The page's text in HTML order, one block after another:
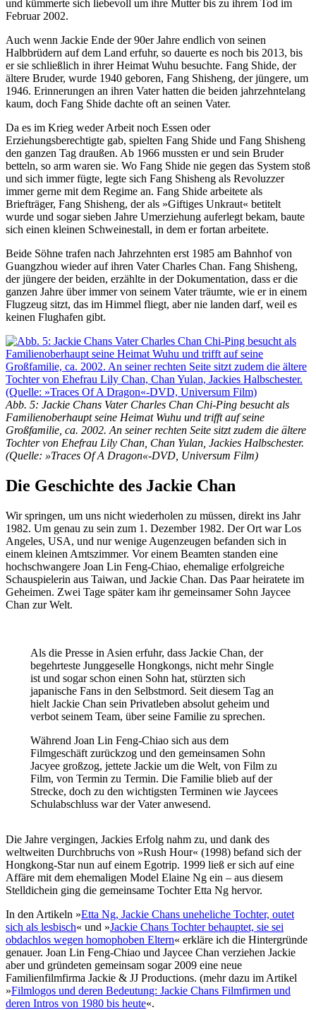
und kümmerte sich liebevoll um ihre Mutter bis zu ihrem Tod im
Februar 2002.
Auch wenn Jackie Ende der 90er Jahre endlich von seinen
Halbbrüdern auf dem Land erfuhr, so dauerte es noch bis 2013, bis
er sie schließlich in ihrer Heimat Wuhu besuchte. Fang Shide, der
ältere Bruder, wurde 1940 geboren, Fang Shisheng, der jüngere, um
1946. Erinnerungen an ihren Vater hatten die beiden jahrzehntelang
kaum, doch Fang Shide dachte oft an seinen Vater.
Da es im Krieg weder Arbeit noch Essen oder
Erziehungsberechtigte gab, spielten Fang Shide und Fang Shisheng
den ganzen Tag draußen. Ab 1966 mussten er und sein Bruder
betteln, so arm waren sie. Wo Fang Shide nie gegen das System stoß
und sich immer fügte, legte sich Fang Shisheng als Revoluzzer
immer gerne mit dem Regime an. Fang Shide arbeitete als
Briefträger, Fang Shisheng, der als »Giftiges Unkraut« betitelt
wurde und sogar sieben Jahre Umerziehung auferlegt bekam, baute
sich einen kleinen Schweinestall, in dem er fortan arbeitete.
Beide Söhne trafen nach Jahrzehnten erst 1985 am Bahnhof von
Guangzhou wieder auf ihren Vater Charles Chan. Fang Shisheng,
der jüngere der beiden, erzählte in der Dokumentation, dass er die
ganzen Jahre über immer von seinem Vater träumte, wie er in einem
Flugzeug sitzt, das im Himmel fliegt, aber nie landen darf, weil es
keinen Flughafen gibt.
Abb. 5: Jackie Chans Vater Charles Chan Chi-Ping besucht als
Familienoberhaupt seine Heimat Wuhu und trifft auf seine
Großfamilie, ca. 2002. An seiner rechten Seite sitzt zudem die ältere
Tochter von Ehefrau Lily Chan, Chan Yulan, Jackies Halbschester.
(Quelle: »Traces Of A Dragon«-DVD, Universum Film)
Die Geschichte des Jackie Chan
Wir springen, um uns nicht wiederholen zu müssen, direkt ins Jahr
1982. Um genau zu sein zum 1. Dezember 1982. Der Ort war Los
Angeles, USA, und nur wenige Augenzeugen befanden sich in
einem kleinen Amtszimmer. Vor einem Beamten standen eine
hochschwangere Joan Lin Feng-Chiao, ehemalige erfolgreiche
Schauspielerin aus Taiwan, und Jackie Chan. Das Paar heiratete im
Geheimen. Zwei Tage später kam ihr gemeinsamer Sohn Jaycee
Chan zur Welt.
Als die Presse in Asien erfuhr, dass Jackie Chan, der
begehrteste Junggeselle Hongkongs, nicht mehr Single
ist und sogar schon einen Sohn hat, stürzten sich
japanische Fans in den Selbstmord. Seit diesem Tag an
hielt Jackie Chan sein Privatleben absolut geheim und
verbot seinem Team, über seine Familie zu sprechen.
Während Joan Lin Feng-Chiao sich aus dem
Filmgeschäft zurückzog und den gemeinsamen Sohn
Jacyee großzog, jettete Jackie um die Welt, von Film zu
Film, von Termin zu Termin. Die Familie blieb auf der
Strecke, doch zu den wichtigsten Terminen wie Jaycees
Schulabschluss war der Vater anwesend.
Die Jahre vergingen, Jackies Erfolg nahm zu, und dank des
weltweiten Durchbruchs von »Rush Hour« (1998) befand sich der
Hongkong-Star nun auf einem Egotrip. 1999 ließ er sich auf eine
Affäre mit dem ehemaligen Model Elaine Ng ein – aus diesem
Stelldichein ging die gemeinsame Tochter Etta Ng hervor.
In den Artikeln »Etta Ng, Jackie Chans uneheliche Tochter, outet
sich als lesbisch« und »Jackie Chans Tochter behauptet, sie sei
obdachlos wegen homophoben Eltern« erkläre ich die Hintergründe
genauer. Joan Lin Feng-Chiao und Jaycee Chan verziehen Jackie
aber und gründeten gemeinsam sogar 2009 eine neue
Familienfilmfirma Jackie & JJ Productions. (mehr dazu im Artikel
»Filmlogos und deren Bedeutung: Jackie Chans Filmfirmen und
deren Intros von 1980 bis heute«.